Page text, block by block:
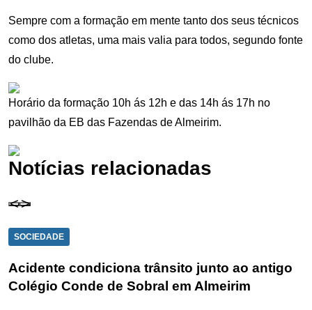
Sempre com a formação em mente tanto dos seus técnicos
como dos atletas, uma mais valia para todos, segundo fonte
do clube.
Horário da formação 10h ás 12h e das 14h ás 17h no
pavilhão da EB das Fazendas de Almeirim.
Notícias relacionadas
SOCIEDADE
Acidente condiciona trânsito junto ao antigo
Colégio Conde de Sobral em Almeirim